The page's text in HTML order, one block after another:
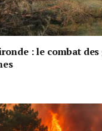
: le combat